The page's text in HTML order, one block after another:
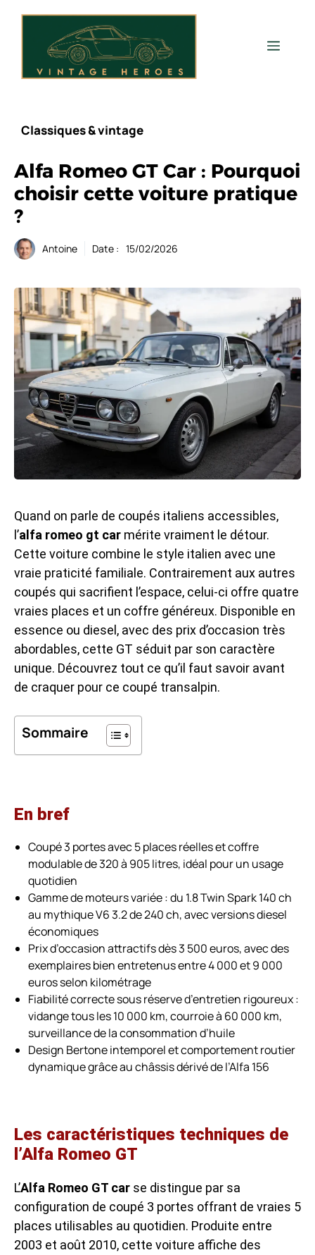
Menu
Classiques & vintage
Alfa Romeo GT Car : Pourquoi
choisir cette voiture pratique
?
Antoine Date : 15/02/2026
Quand on parle de coupés italiens accessibles,
l’alfa romeo gt car mérite vraiment le détour.
Cette voiture combine le style italien avec une
vraie praticité familiale. Contrairement aux autres
coupés qui sacrifient l’espace, celui-ci offre quatre
vraies places et un coffre généreux. Disponible en
essence ou diesel, avec des prix d’occasion très
abordables, cette GT séduit par son caractère
unique. Découvrez tout ce qu’il faut savoir avant
de craquer pour ce coupé transalpin.
Sommaire
En bref
Coupé 3 portes avec 5 places réelles et coffre
modulable de 320 à 905 litres, idéal pour un usage
quotidien
Gamme de moteurs variée : du 1.8 Twin Spark 140 ch
au mythique V6 3.2 de 240 ch, avec versions diesel
économiques
Prix d’occasion attractifs dès 3 500 euros, avec des
exemplaires bien entretenus entre 4 000 et 9 000
euros selon kilométrage
Fiabilité correcte sous réserve d’entretien rigoureux :
vidange tous les 10 000 km, courroie à 60 000 km,
surveillance de la consommation d’huile
Design Bertone intemporel et comportement routier
dynamique grâce au châssis dérivé de l’Alfa 156
Les caractéristiques techniques de
l’Alfa Romeo GT
L’Alfa Romeo GT car se distingue par sa
configuration de coupé 3 portes offrant de vraies 5
places utilisables au quotidien. Produite entre
2003 et août 2010, cette voiture affiche des